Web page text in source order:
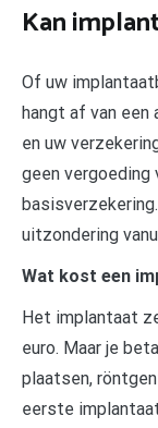
Kan
Of uw
hangt af van
en uw
geen
uitzondering
Wat kost een
Het implantaat
euro. Maar je
plaatsen,
eerste